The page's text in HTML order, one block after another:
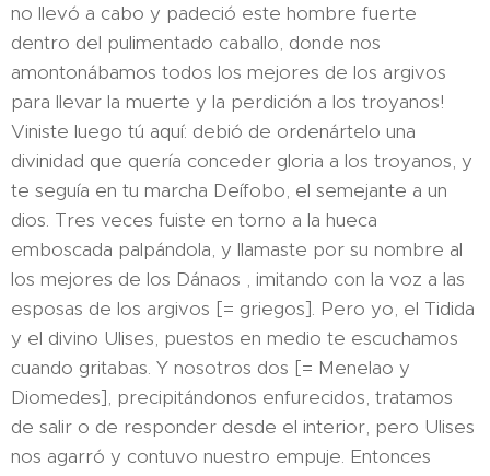
no llevó a cabo y padeció este hombre fuerte
dentro del pulimentado caballo, donde nos
amontonábamos todos los mejores de los argivos
para llevar la muerte y la perdición a los troyanos!
Viniste luego tú aquí: debió de ordenártelo una
divinidad que quería conceder gloria a los troyanos, y
te seguía en tu marcha Deífobo, el semejante a un
dios. Tres veces fuiste en torno a la hueca
emboscada palpándola, y llamaste por su nombre al
los mejores de los Dánaos , imitando con la voz a las
esposas de los argivos [= griegos]. Pero yo, el Tidida
y el divino Ulises, puestos en medio te escuchamos
cuando gritabas. Y nosotros dos [= Menelao y
Diomedes], precipitándonos enfurecidos, tratamos
de salir o de responder desde el interior, pero Ulises
nos agarró y contuvo nuestro empuje. Entonces